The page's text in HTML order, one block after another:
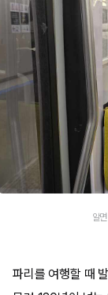
알
파리를 여행할 때